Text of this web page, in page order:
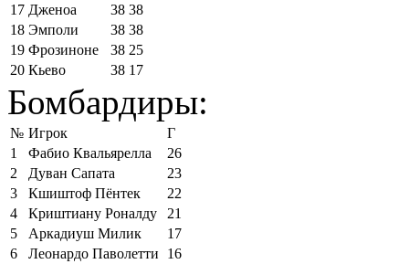
17 Дженоа 38 38
18 Эмполи 38 38
19 Фрозиноне 38 25
20 Кьево 38 17
Бомбардиры:
№ Игрок
Г
1
Фабио Квальярелла
26
2
Дуван Сапата
23
3
Кшиштоф Пёнтек
22
4
Криштиану Роналду
21
5
Аркадиуш Милик
17
6
Леонардо Паволетти
16